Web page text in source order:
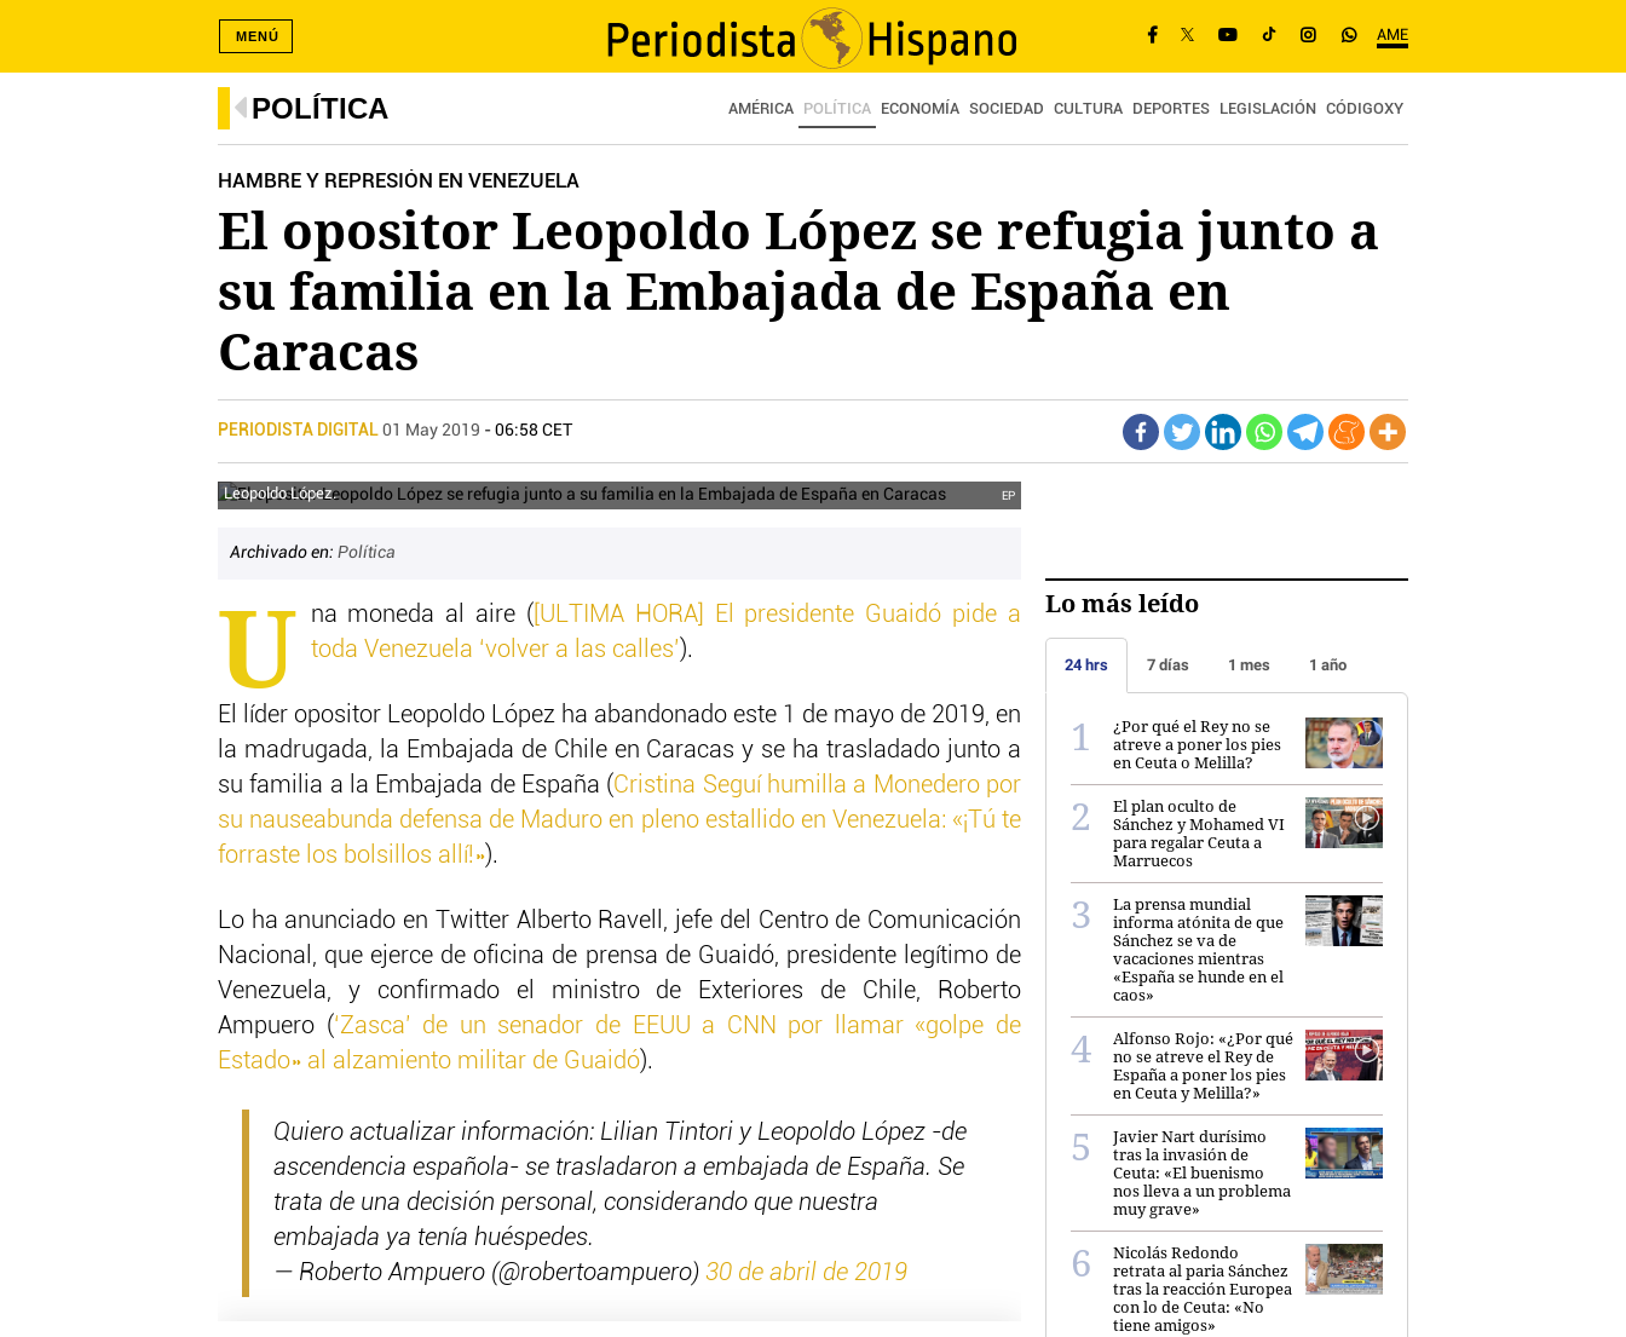
AME
MENÚ
POLÍTICA AMÉRICA POLÍTICA ECONOMÍA SOCIEDAD CULTURA DEPORTES LEGISLACIÓN CÓDIGOXY
HAMBRE Y REPRESIÓN EN VENEZUELA
El opositor Leopoldo López se refugia junto a
su familia en la Embajada de España en
Caracas
PERIODISTA DIGITAL 01 May 2019 - 06:58 CET
Leopoldo López. EP
Archivado en: Política
U na moneda al aire ( [ULTIMA HORA] El presidente Guaidó pide a
toda Venezuela ‘volver a las calles’ ).
El líder opositor Leopoldo López ha abandonado este 1 de mayo de 2019, en
la madrugada, la Embajada de Chile en Caracas y se ha trasladado junto a
su familia a la Embajada de España (Cristina Seguí humilla a Monedero por
su nauseabunda defensa de Maduro en pleno estallido en Venezuela: «¡Tú te
forraste los bolsillos allí!»).
Lo ha anunciado en Twitter Alberto Ravell, jefe del Centro de Comunicación
Nacional, que ejerce de oficina de prensa de Guaidó, presidente legítimo de
Venezuela, y confirmado el ministro de Exteriores de Chile, Roberto
Ampuero (‘Zasca’ de un senador de EEUU a CNN por llamar «golpe de
Estado» al alzamiento militar de Guaidó).
Quiero actualizar información: Lilian Tintori y Leopoldo López -de
ascendencia española- se trasladaron a embajada de España. Se
trata de una decisión personal, considerando que nuestra
embajada ya tenía huéspedes.
— Roberto Ampuero (@robertoampuero) 30 de abril de 2019
Lo más leído
24 hrs 7 días 1 mes 1 año
¿Por qué el Rey no se
atreve a poner los pies
en Ceuta o Melilla?
El plan oculto de
Sánchez y Mohamed VI
para regalar Ceuta a
Marruecos
La prensa mundial
informa atónita de que
Sánchez se va de
vacaciones mientras
«España se hunde en el
caos»
Alfonso Rojo: «¿Por qué
no se atreve el Rey de
España a poner los pies
en Ceuta y Melilla?»
Javier Nart durísimo
tras la invasión de
Ceuta: «El buenismo
nos lleva a un problema
muy grave»
Nicolás Redondo
retrata al paria Sánchez
tras la reacción Europea
con lo de Ceuta: «No
tiene amigos»